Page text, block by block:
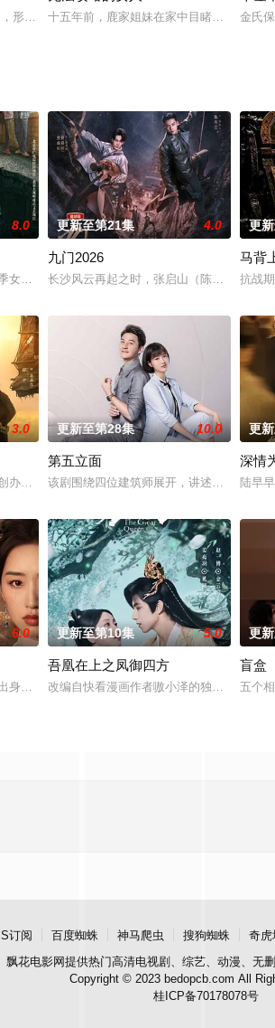
所参演的古装剧的世界里，变成了花凌城的新任城
形影不离的恋人裴翌（王晔 饰）因车祸意外死亡。
十五年前，鹿家姐妹在家中目睹父亲被人
金氏
县委、郁南县人民政府共同拍摄的20集乡村振兴
8.0
女生苏琳（黄杨钿甜 饰），虽自小被父母忽视，在
更新至第21集 4.0
九门2026
长沙风云再起之时，张启山（陈伟霆 饰）
更
马背
抗战
江逾白，我喜欢你，哲学和生物学意义上的喜欢。
3.0
办大生企业，实业报国的故事。甲午战争后，国家
更新至第28集 10.0
第五立面
该剧围绕四位建筑师展开，讲述了他们在
更
深情
陆早
6.0
身草莽，却心怀壮志，他结识了遭人诬陷私通的世
更新至第10集 5.0
吾凰在上之凤御四方
改编自快看漫画作者嗷小泽的独家连载漫
更
盲盒
五个
订阅 百度蜘蛛 神马爬虫 搜狗蜘蛛 奇虎
飘花电影网提供热门高清电视剧、综艺、动漫、无
Copyright © 2023 bedopcb.com All
桂ICP备70178078号